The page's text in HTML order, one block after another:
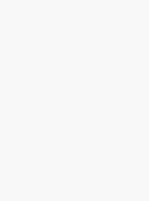
10 - Hostivař,